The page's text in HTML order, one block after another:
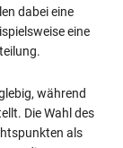
dabei eine
eine
während
Die Wahl des
als